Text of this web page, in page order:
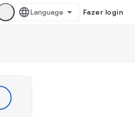
Fazer login